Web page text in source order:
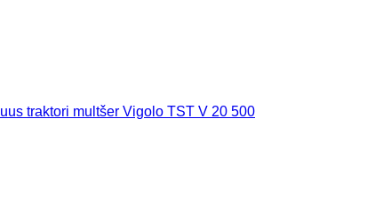
uus traktori multšer Vigolo TST V 20 500